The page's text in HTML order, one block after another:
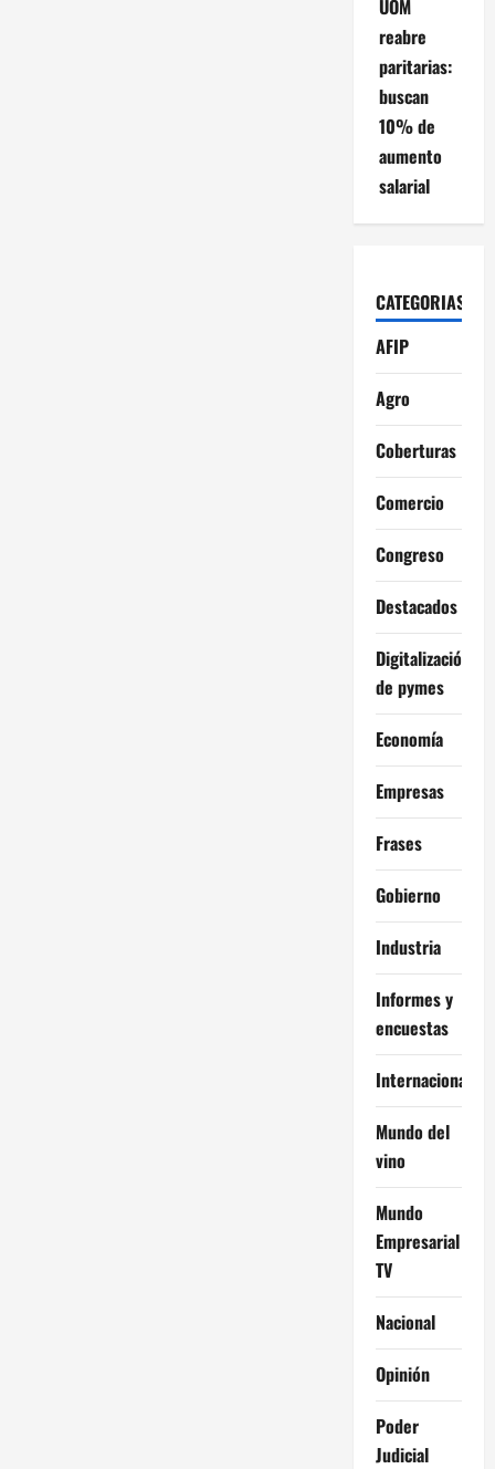
UOM
reabre
paritarias:
buscan
10% de
aumento
salarial
CATEGORIAS
AFIP
Agro
Coberturas
Comercio
Congreso
Destacados
Digitalización
de pymes
Economía
Empresas
Frases
Gobierno
Industria
Informes y
encuestas
Internacional
Mundo del
vino
Mundo
Empresarial
TV
Nacional
Opinión
Poder
Judicial